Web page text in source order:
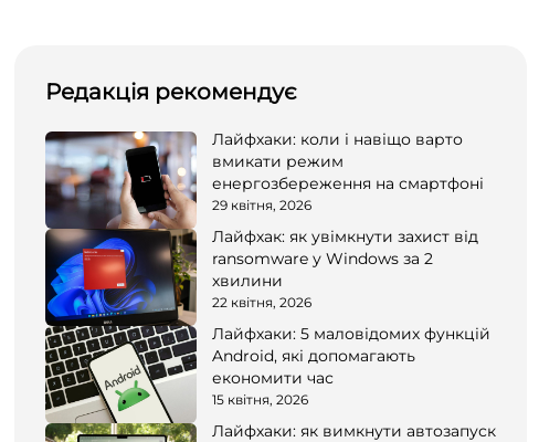
Редакція рекомендує
Лайфхаки: коли і навіщо варто
вмикати режим
енергозбереження на смартфоні
29 квітня, 2026
Лайфхак: як увімкнути захист від
ransomware у Windows за 2
хвилини
22 квітня, 2026
Лайфхаки: 5 маловідомих функцій
Android, які допомагають
економити час
15 квітня, 2026
Лайфхаки: як вимкнути автозапуск